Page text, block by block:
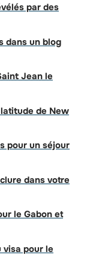
par des
dans un blog
Jean le
de New
pour un séjour
dans votre
le Gabon et
visa pour le